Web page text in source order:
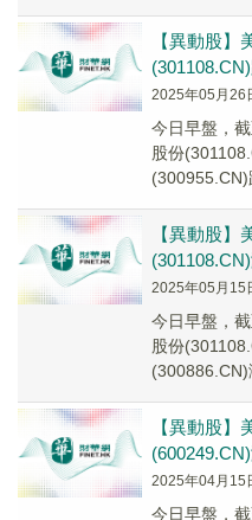
【異動股
2025年05月26
今日早盤，
股份
【異動股
2025年05月15
今日早盤，
股份
【異動股
2025年04月15
今日早盤，